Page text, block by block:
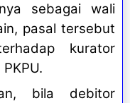
sebagai wali
pasal tersebut
kurator
bila debitor